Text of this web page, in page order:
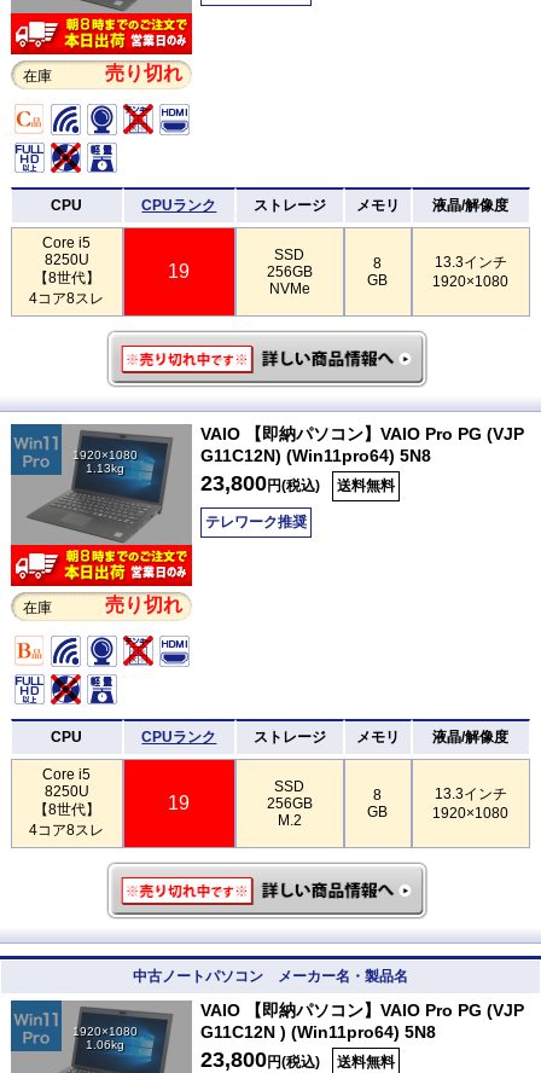
在庫 売り切れ
CPU CPUランク ストレージ メモリ 液晶/解像度
Core i5
8250U
【8世代】
4コア8スレ
19
SSD
256GB
NVMe
8
GB
13.3インチ
1920×1080
1920×1080
1.13kg
在庫 売り切れ
VAIO 【即納パソコン】VAIO Pro PG (VJP
G11C12N) (Win11pro64) 5N8
23,800円(税込) 送料無料
テレワーク推奨
CPU CPUランク ストレージ メモリ 液晶/解像度
Core i5
8250U
【8世代】
4コア8スレ
19
SSD
256GB
M.2
8
GB
13.3インチ
1920×1080
中古ノートパソコン メーカー名・製品名
1920×1080
1.06kg
VAIO 【即納パソコン】VAIO Pro PG (VJP
G11C12N ) (Win11pro64) 5N8
23,800円(税込) 送料無料